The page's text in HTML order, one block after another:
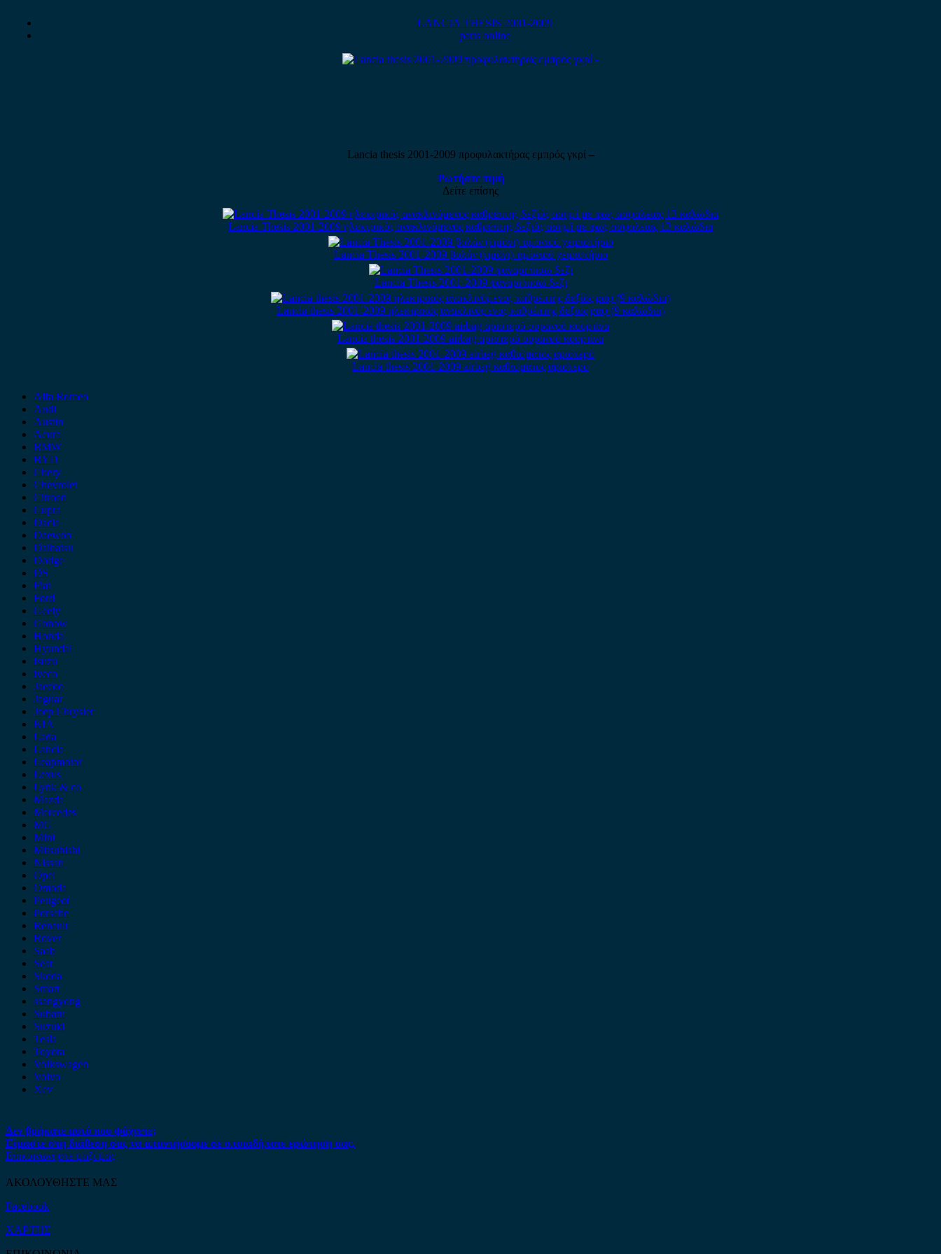
LANCIA THESIS 2001-2009
parts online
Lancia thesis 2001-2009 προφυλακτήρας εμπρός γκρί –
Ρωτήστε τιμή
Δείτε επίσης
Lancia Thesis 2001-2009 ηλεκτρικός ανακλινόμενος καθρέπτης δεξιός ασημί με φως ασφαλείας 13 καλώδια
Lancia Thesis 2001-2009 βολάν (τιμόνι) τιμονιού χειριστήριο
Lancia Thesis 2001-2009 φαναρι πισω δεξι
Lancia thesis 2001-2009 ηλεκτρικός ανακλινόμενος καθρέπτης δεξιός ραφ (9 καλώδια)
Lancia thesis 2001-2009 airbag αριστερό ουρανού κουρτίνα
Lancia thesis 2001-2009 airbag καθίσματος αριστερό
Alfa Romeo
Audi
Austin
Acura
BMW
BYD
Chery
Chevrolet
Citroen
Cupra
Dacia
Daewoo
Daihatsu
Dodge
DS
Fiat
Ford
Geely
Gonow
Honda
Hyundai
Isuzu
iveco
Jaecoo
Jaguar
Jeep Chrysler
KIA
Lada
Lancia
Leapmotor
Lexus
Lynk & co
Mazda
Mercedes
MG
Mini
Mitsubishi
Nissan
Opel
Omoda
Peugeot
Porsche
Renault
Rover
Saab
Seat
Skoda
Smart
ssangyong
Subaru
Suzuki
Tesla
Toyota
Volkswagen
Volvo
Xev
Δεν βρήκατε αυτό που ψάχνετε;
Είμαστε στη διάθεση σας να απαντήσουμε σε οποιαδήποτε ερώτηση σας.
Επικοινωνήστε μαζί μας
ΑΚΟΛΟΥΘΗΣΤΕ ΜΑΣ
Facebook
ΧΑΡΤΗΣ